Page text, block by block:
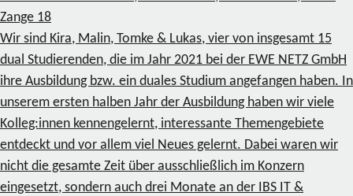
Zange 18
Wir sind Kira, Malin, Tomke & Lukas, vier von insgesamt 15
dual Studierenden, die im Jahr 2021 bei der EWE NETZ GmbH
ihre Ausbildung bzw. ein duales Studium angefangen haben. In
unserem ersten halben Jahr der Ausbildung haben wir viele
Kolleg:innen kennengelernt, interessante Themengebiete
entdeckt und vor allem viel Neues gelernt. Dabei waren wir
nicht die gesamte Zeit über ausschließlich im Konzern
eingesetzt, sondern auch drei Monate an der IBS IT &